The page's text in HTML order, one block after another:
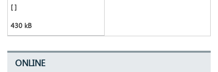
[ ]
430 kB
ONLINE